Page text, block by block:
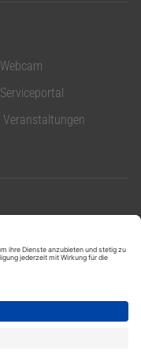
Webcam
Serviceportal
Veranstaltungen